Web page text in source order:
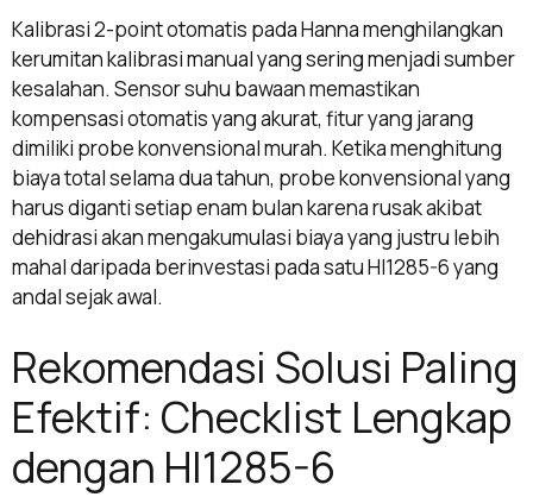
Kalibrasi 2-point otomatis pada Hanna menghilangkan
kerumitan kalibrasi manual yang sering menjadi sumber
kesalahan. Sensor suhu bawaan memastikan
kompensasi otomatis yang akurat, fitur yang jarang
dimiliki probe konvensional murah. Ketika menghitung
biaya total selama dua tahun, probe konvensional yang
harus diganti setiap enam bulan karena rusak akibat
dehidrasi akan mengakumulasi biaya yang justru lebih
mahal daripada berinvestasi pada satu HI1285-6 yang
andal sejak awal.
Rekomendasi Solusi Paling
Efektif: Checklist Lengkap
dengan HI1285-6